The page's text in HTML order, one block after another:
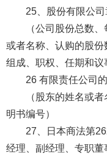
25、股份有限公司
（公司股份总数
或者名称、认购的股
组成、职权、任期和议
26 有限责任公司
（股东的姓名或
明书编号）
27、日本商法第
经理、副经理、专职